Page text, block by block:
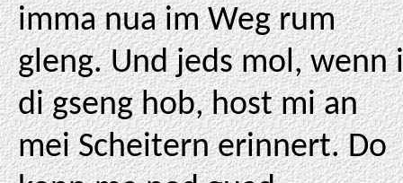
imma nua im Weg rum
gleng. Und jeds mol, wenn i
di gseng hob, host mi an
mei Scheitern erinnert. Do